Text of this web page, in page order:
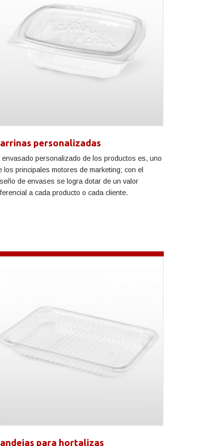
personalizadas
envasado personalizado de los productos es, uno
los principales motores de marketing; con el
de envases se logra dotar de un valor
a cada producto o cada cliente.
para hortalizas